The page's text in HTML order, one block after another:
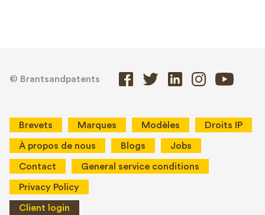
© Brantsandpatents
Brevets Marques Modèles Droits IP
À propos de nous Blogs Jobs
Contact General service conditions
Privacy Policy
Client login